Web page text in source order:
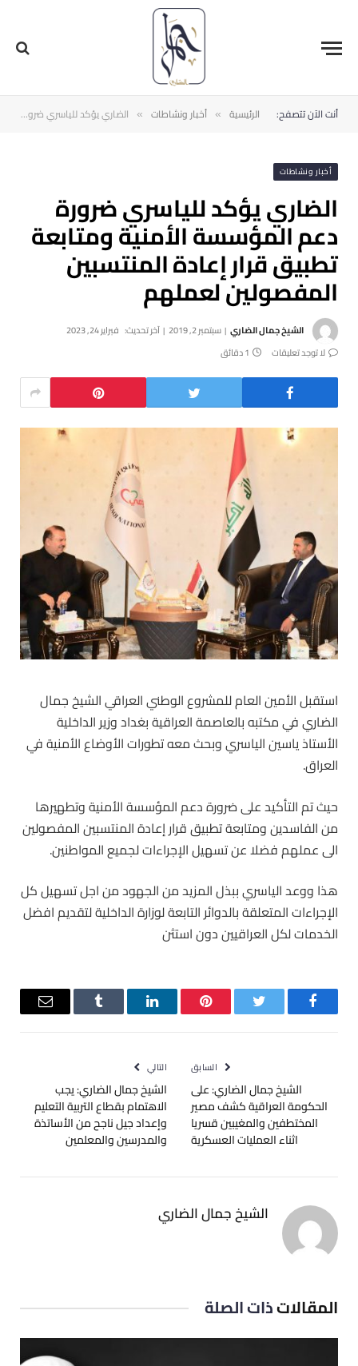
أنت الآن تتصفح: الرئيسية » أخبار ونشاطات » الضاري يؤكد للياسري ضرورة دعم المؤسسة الأمنية ومتابعة تطبيق قرار إعادة المنتسبين المفصولين لعملهم
أخبار ونشاطات
الضاري يؤكد للياسري ضرورة
دعم المؤسسة الأمنية ومتابعة
تطبيق قرار إعادة المنتسبين
المفصولين لعملهم
الشيخ جمال الضاري سبتمبر 2, 2019 آخر تحديث: فبراير 24, 2023
لا توجد تعليقات
1 دقائق
استقبل الأمين العام للمشروع الوطني العراقي الشيخ جمال
الضاري في مكتبه بالعاصمة العراقية بغداد وزير الداخلية
الأستاذ ياسين الياسري وبحث معه تطورات الأوضاع الأمنية في
العراق.
حيث تم التأكيد على ضرورة دعم المؤسسة الأمنية وتطهيرها
من الفاسدين ومتابعة تطبيق قرار إعادة المنتسبين المفصولين
الى عملهم فضلا عن تسهيل الإجراءات لجميع المواطنين.
هذا ووعد الياسري ببذل المزيد من الجهود من اجل تسهيل كل
الإجراءات المتعلقة بالدوائر التابعة لوزارة الداخلية لتقديم افضل
الخدمات لكل العراقيين دون استثن
فيسبوك تويتر بينتيريستلينكدإن Tumblr
البريد
السابق
الشيخ جمال الضاري: على
الحكومة العراقية كشف مصير
المختطفين والمغيبين قسريا
اثناء العمليات العسكرية
التالي
الشيخ جمال الضاري: يجب
الاهتمام بقطاع التربية التعليم
وإعداد جيل ناجح من الأساتذة
والمدرسين والمعلمين
الشيخ جمال الضاري
المقالاتذات الصلة